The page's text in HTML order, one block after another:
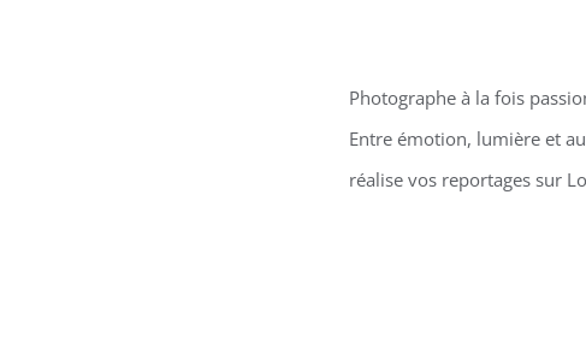
Photographe à la fois
Entre émotion, lumière et
réalise vos reportages sur